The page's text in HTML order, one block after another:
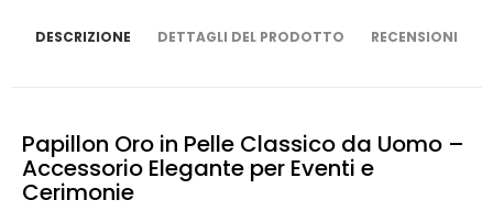
DESCRIZIONE DETTAGLI DEL PRODOTTO RECENSIONI
Papillon Oro in Pelle Classico da Uomo –
Accessorio Elegante per Eventi e
Cerimonie